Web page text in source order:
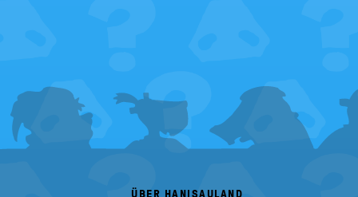
FOOTER
MENU
ÜBER HANISAULAND